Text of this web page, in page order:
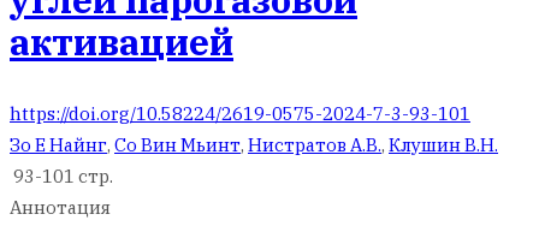
активацией
https://doi.org/10.58224/2619-0575-2024-7-3-93-101
Зо Е Найнг, Со Вин Мьинт, Нистратов А.В., Клушин В.Н.
93-101 стр.
Аннотация